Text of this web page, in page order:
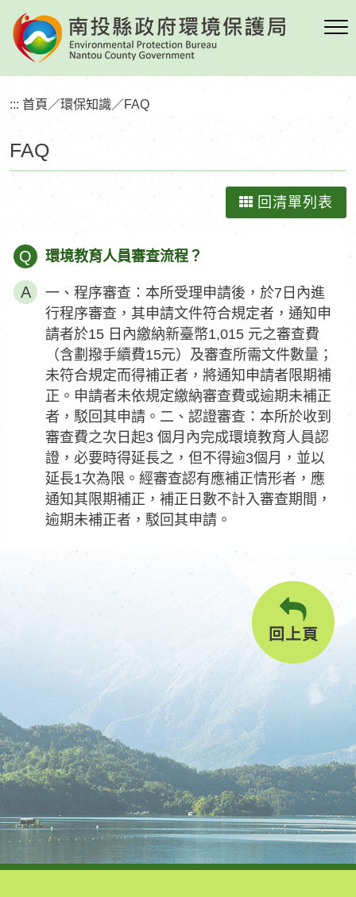
到
要
塊FAQ
::: 首頁 ／環保知識／FAQ
回清單列表
Q 環境教育人員審查流程？
一、程序審查：本所受理申請後，於7日內進
行程序審查，其申請文件符合規定者，通知申
請者於15 日內繳納新臺幣1,015 元之審查費
（含劃撥手續費15元）及審查所需文件數量；
未符合規定而得補正者，將通知申請者限期補
正。申請者未依規定繳納審查費或逾期未補正
者，駁回其申請。二、認證審查：本所於收到
審查費之次日起3 個月內完成環境教育人員認
證，必要時得延長之，但不得逾3個月，並以
延長1次為限。經審查認有應補正情形者，應
通知其限期補正，補正日數不計入審查期間，
逾期未補正者，駁回其申請。
回上頁